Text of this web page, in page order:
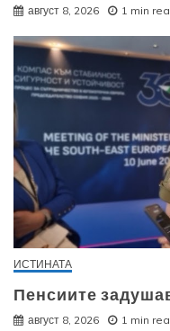
август 8, 2026 1 min
ИСТИНАТА
Пенсиите
август 8, 2026 1 min